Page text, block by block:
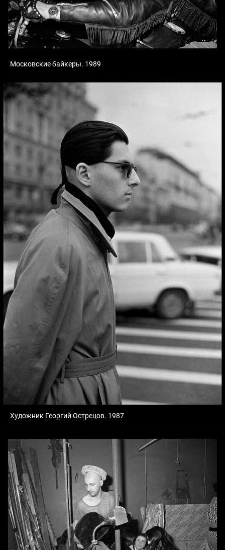
Московские байкеры. 1989
Художник Георгий Острецов. 1987